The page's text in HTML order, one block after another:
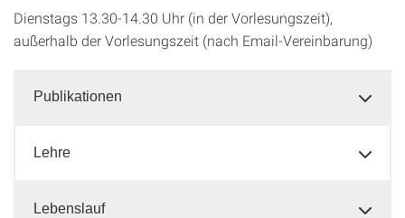
Dienstags 13.30-14.30 Uhr (in der Vorlesungszeit),
außerhalb der Vorlesungszeit (nach Email-Vereinbarung)
Publikationen
Lehre
Lebenslauf